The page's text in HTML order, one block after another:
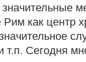
как центр
т.п. Сегодня